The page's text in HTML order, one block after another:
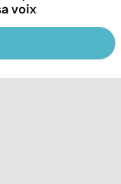
voix